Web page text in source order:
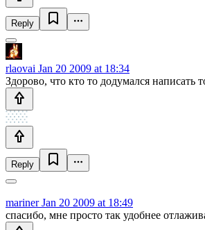
Reply
rlaovai Jan 20 2009 at 18:34
Здорово, что кто то додумался
Reply
marinerJan 20 2009 at 18:49
спасибо, мне просто так удобнее